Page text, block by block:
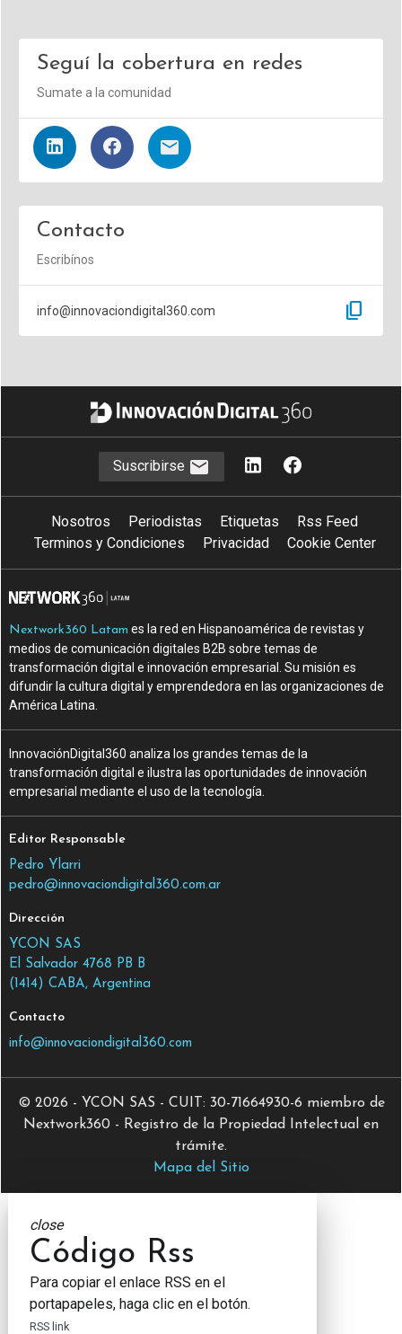
Seguí la cobertura en redes
Sumate a la comunidad
Contacto
Escribínos
info@innovaciondigital360.com content_copy
Suscribirse
Nosotros Periodistas Etiquetas
Rss Feed
Terminos y Condiciones
Privacidad Cookie Center
Nextwork360 Latam es la red en Hispanoamérica de revistas y
medios de comunicación digitales B2B sobre temas de
transformación digital e innovación empresarial. Su misión es
difundir la cultura digital y emprendedora en las organizaciones de
América Latina.
InnovaciónDigital360 analiza los grandes temas de la
transformación digital e ilustra las oportunidades de innovación
empresarial mediante el uso de la tecnología.
Editor Responsable
Pedro Ylarri
pedro@innovaciondigital360.com.ar
Dirección
YCON SAS
El Salvador 4768 PB B
(1414) CABA, Argentina
Contacto
info@innovaciondigital360.com
© 2026 - YCON SAS - CUIT: 30-71664930-6 miembro de
Nextwork360 - Registro de la Propiedad Intelectual en
trámite.
Mapa del Sitio
close
Código Rss
Para copiar el enlace RSS en el
portapapeles, haga clic en el botón.
RSS link